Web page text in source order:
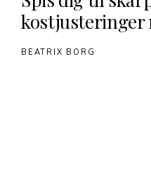
kostjusteringer
BEATRIX BORG